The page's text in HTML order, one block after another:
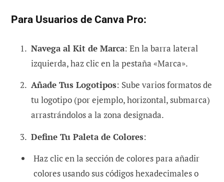
Para Usuarios de Canva Pro:
Navega al Kit de Marca: En la barra lateral
izquierda, haz clic en la pestaña «Marca».
Añade Tus Logotipos: Sube varios formatos de
tu logotipo (por ejemplo, horizontal, submarca)
arrastrándolos a la zona designada.
Define Tu Paleta de Colores:
Haz clic en la sección de colores para añadir
colores usando sus códigos hexadecimales o